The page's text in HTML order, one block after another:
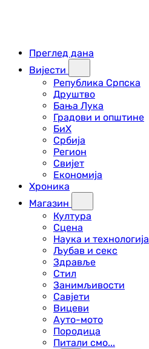
Преглед дана
Вијести
Република Српска
Друштво
Бања Лука
Градови и општине
БиХ
Србија
Регион
Свијет
Економија
Хроника
Магазин
Култура
Сцена
Наука и технологија
Љубав и секс
Здравље
Стил
Занимљивости
Савјети
Вицеви
Ауто-мото
Породица
Питали смо...